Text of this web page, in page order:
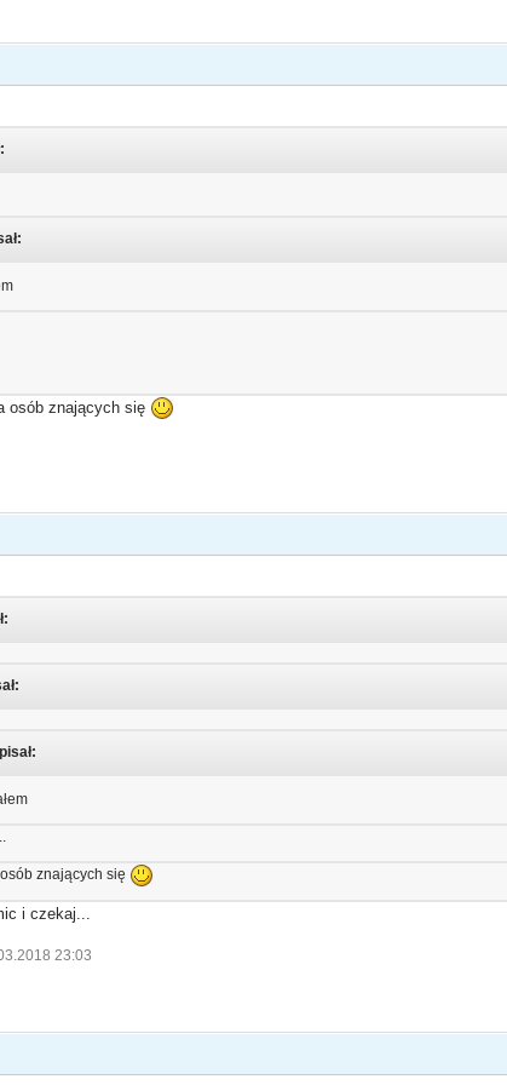
osób znających się
znających się
i czekaj...
23:03